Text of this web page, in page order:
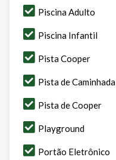
Piscina Adulto
Piscina Infantil
Pista Cooper
Pista de Caminhada
Pista de Cooper
Playground
Portão Eletrônico